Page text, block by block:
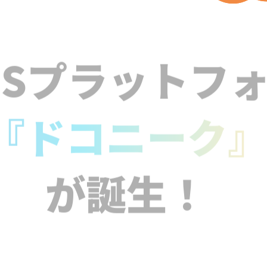
プラットフ
ドコニーク』
が誕生！